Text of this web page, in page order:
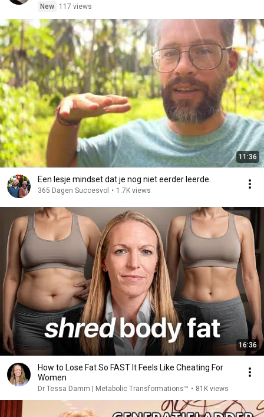
New
117 views
11:36
Een lesje mindset dat je nog niet eerder leerde.
365 Dagen Succesvol • 1.7K views
16:36
How to Lose Fat So FAST It Feels Like Cheating For
Women
Dr Tessa Damm | Metabolic Transformations™ • 81K views